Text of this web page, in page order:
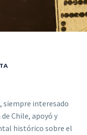
siempre interesado
Chile, apoyó y
histórico sobre el